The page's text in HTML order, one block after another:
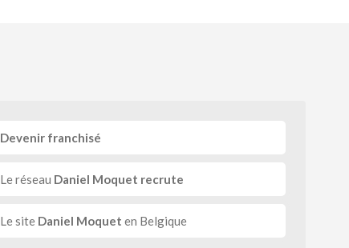
Devenir franchisé
Le réseau Daniel Moquet recrute
Le site Daniel Moquet en Belgique